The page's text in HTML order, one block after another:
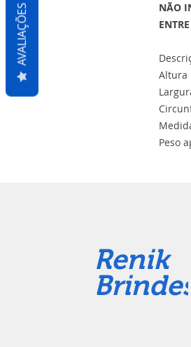
NÃO
Altura
Peso
Renik
Brindes
AVALIAÇÕES